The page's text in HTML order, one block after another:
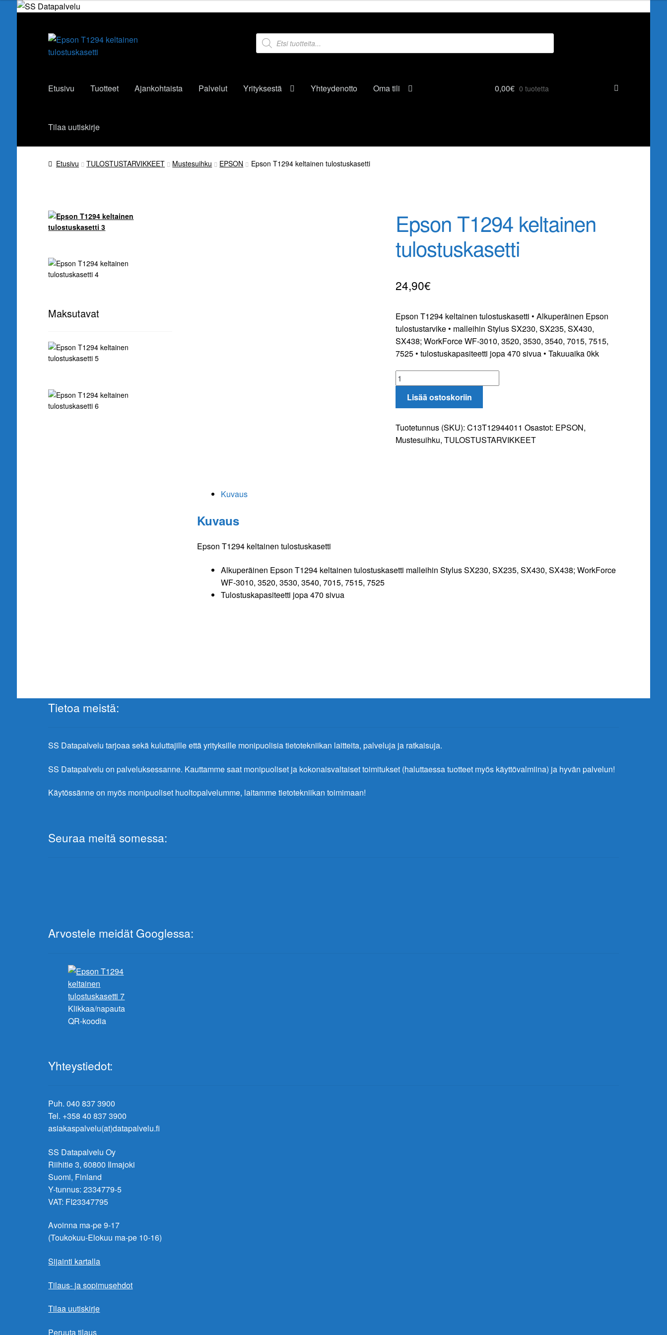
Siirry
navigointiin
Siirry
sisältöön
Products
search
Etusivu Tuotteet Ajankohtaista Palvelut Yrityksestä Yhteydenotto Oma tili
Tilaa uutiskirje
0,00€ 0 tuotetta
Etusivu TULOSTUSTARVIKKEET Mustesuihku EPSON Epson T1294 keltainen tulostuskasetti
Epson T1294 keltainen
tulostuskasetti
24,90€
Epson T1294 keltainen tulostuskasetti • Alkuperäinen Epson
tulostustarvike • malleihin Stylus SX230, SX235, SX430,
SX438; WorkForce WF-3010, 3520, 3530, 3540, 7015, 7515,
7525 • tulostuskapasiteetti jopa 470 sivua • Takuuaika 0kk
Epson
T1294
keltainen
määrä
Lisää ostoskoriin
Tuotetunnus (SKU): C13T12944011 Osastot: EPSON,
Mustesuihku, TULOSTUSTARVIKKEET
Kuvaus
Kuvaus
Epson T1294 keltainen tulostuskasetti
Alkuperäinen Epson T1294 keltainen tulostuskasetti malleihin Stylus SX230, SX235, SX430, SX438; WorkForce
WF-3010, 3520, 3530, 3540, 7015, 7515, 7525
Tulostuskapasiteetti jopa 470 sivua
Maksutavat
Tietoa meistä:
SS Datapalvelu tarjoaa sekä kuluttajille että yrityksille monipuolisia tietotekniikan laitteita, palveluja ja ratkaisuja.
SS Datapalvelu on palveluksessanne. Kauttamme saat monipuoliset ja kokonaisvaltaiset toimitukset (haluttaessa tuotteet myös käyttövalmiina) ja hyvän palvelun!
Käytössänne on myös monipuoliset huoltopalvelumme, laitamme tietotekniikan toimimaan!
Seuraa meitä somessa:
Arvostele meidät Googlessa:
Klikkaa/napauta
QR-koodia
Yhteystiedot:
Puh. 040 837 3900
Tel. +358 40 837 3900
asiakaspalvelu(at)datapalvelu.fi
SS Datapalvelu Oy
Riihitie 3, 60800 Ilmajoki
Suomi, Finland
Y-tunnus: 2334779-5
VAT: FI23347795
Avoinna ma-pe 9-17
(Toukokuu-Elokuu ma-pe 10-16)
Sijainti kartalla
Tilaus- ja sopimusehdot
Tilaa uutiskirje
Peruuta tilaus